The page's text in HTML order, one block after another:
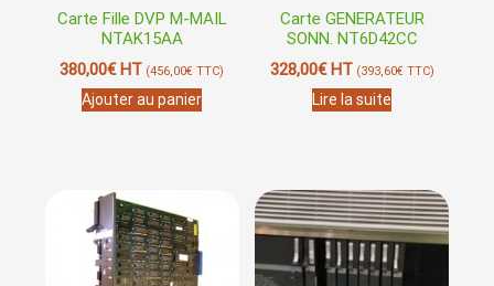
Carte Fille DVP M-MAIL
NTAK15AA
380,00€HT (456,00€ TTC)
Ajouter au panier
Carte GENERATEUR
SONN. NT6D42CC
328,00€HT (393,60€TTC)
Lire la suite